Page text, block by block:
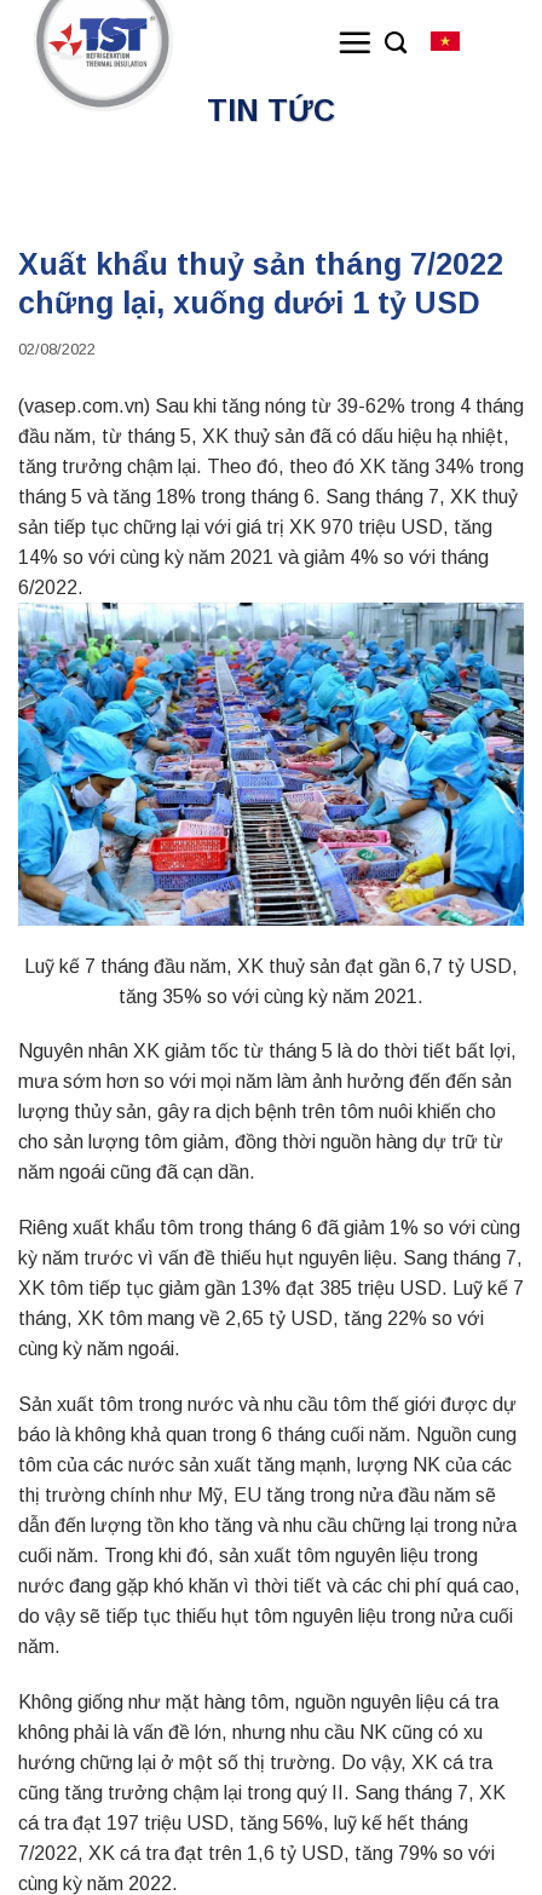
content
TIN TỨC
Xuất khẩu thuỷ sản tháng 7/2022
chững lại, xuống dưới 1 tỷ USD
02/08/2022
(vasep.com.vn) Sau khi tăng nóng từ 39-62% trong 4 tháng
đầu năm, từ tháng 5, XK thuỷ sản đã có dấu hiệu hạ nhiệt,
tăng trưởng chậm lại. Theo đó, theo đó XK tăng 34% trong
tháng 5 và tăng 18% trong tháng 6. Sang tháng 7, XK thuỷ
sản tiếp tục chững lại với giá trị XK 970 triệu USD, tăng
14% so với cùng kỳ năm 2021 và giảm 4% so với tháng
6/2022.
Luỹ kế 7 tháng đầu năm, XK thuỷ sản đạt gần 6,7 tỷ USD,
tăng 35% so với cùng kỳ năm 2021.
Nguyên nhân XK giảm tốc từ tháng 5 là do thời tiết bất lợi,
mưa sớm hơn so với mọi năm làm ảnh hưởng đến đến sản
lượng thủy sản, gây ra dịch bệnh trên tôm nuôi khiến cho
cho sản lượng tôm giảm, đồng thời nguồn hàng dự trữ từ
năm ngoái cũng đã cạn dần.
Riêng xuất khẩu tôm trong tháng 6 đã giảm 1% so với cùng
kỳ năm trước vì vấn đề thiếu hụt nguyên liệu. Sang tháng 7,
XK tôm tiếp tục giảm gần 13% đạt 385 triệu USD. Luỹ kế 7
tháng, XK tôm mang về 2,65 tỷ USD, tăng 22% so với
cùng kỳ năm ngoái.
Sản xuất tôm trong nước và nhu cầu tôm thế giới được dự
báo là không khả quan trong 6 tháng cuối năm. Nguồn cung
tôm của các nước sản xuất tăng mạnh, lượng NK của các
thị trường chính như Mỹ, EU tăng trong nửa đầu năm sẽ
dẫn đến lượng tồn kho tăng và nhu cầu chững lại trong nửa
cuối năm. Trong khi đó, sản xuất tôm nguyên liệu trong
nước đang gặp khó khăn vì thời tiết và các chi phí quá cao,
do vậy sẽ tiếp tục thiếu hụt tôm nguyên liệu trong nửa cuối
năm.
Không giống như mặt hàng tôm, nguồn nguyên liệu cá tra
không phải là vấn đề lớn, nhưng nhu cầu NK cũng có xu
hướng chững lại ở một số thị trường. Do vậy, XK cá tra
cũng tăng trưởng chậm lại trong quý II. Sang tháng 7, XK
cá tra đạt 197 triệu USD, tăng 56%, luỹ kế hết tháng
7/2022, XK cá tra đạt trên 1,6 tỷ USD, tăng 79% so với
cùng kỳ năm 2022.